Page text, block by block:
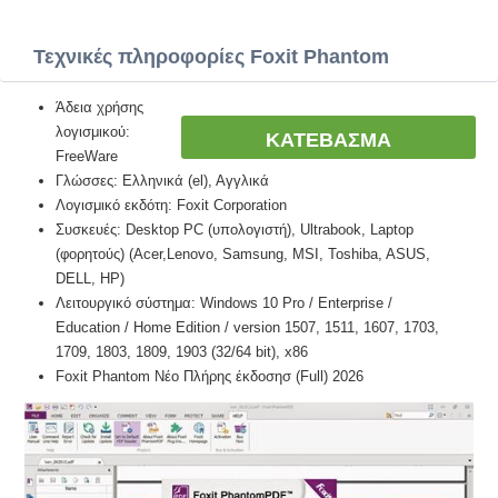
Τεχνικές πληροφορίες Foxit Phantom
ΚΑΤΕΒΑΣΜΑ
Άδεια χρήσης
λογισμικού:
FreeWare
Γλώσσες: Ελληνικά (el), Αγγλικά
Λογισμικό εκδότη: Foxit Corporation
Συσκευές: Desktop PC (υπολογιστή), Ultrabook, Laptop
(φορητούς) (Acer,Lenovo, Samsung, MSI, Toshiba, ASUS,
DELL, HP)
Λειτουργικό σύστημα: Windows 10 Pro / Enterprise /
Education / Home Edition / version 1507, 1511, 1607, 1703,
1709, 1803, 1809, 1903 (32/64 bit), x86
Foxit Phantom Νέο Πλήρης έκδοσησ (Full) 2026